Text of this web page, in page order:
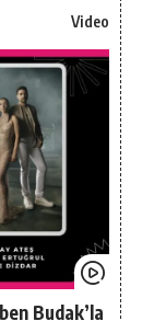
Video
Budak’la